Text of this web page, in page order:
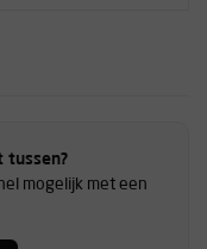
tussen?
mogelijk met een